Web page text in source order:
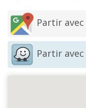
Partir avec
Partir avec